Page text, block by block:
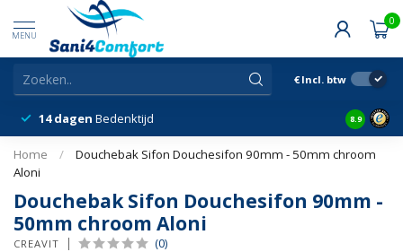
MENU
0
€ Incl. btw
14 dagen Bedenktijd Snelle
8.9
Home /
Douchebak Sifon Douchesifon 90mm - 50mm chroom
Aloni
Douchebak Sifon Douchesifon 90mm -
50mm chroom Aloni
CREAVIT (0)